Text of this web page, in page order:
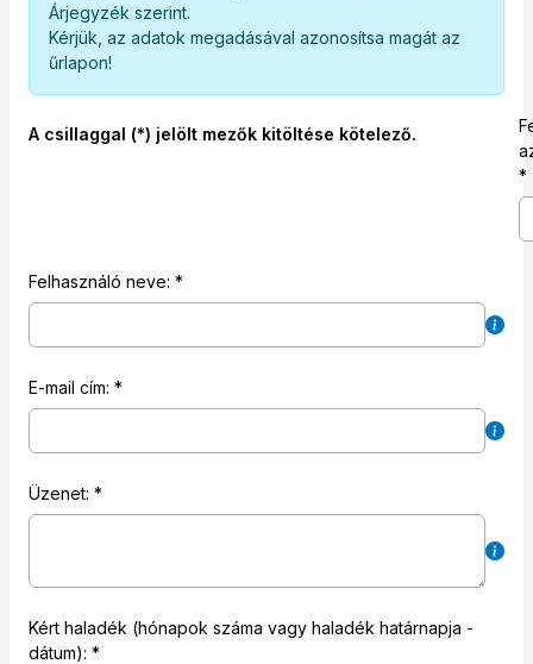
Árjegyzék szerint.
Kérjük, az adatok megadásával azonosítsa magát az
űrlapon!
A csillaggal (*) jelölt mezők kitöltése kötelező.
Felhasználó neve:
E-mail cím:
Üzenet:
Kért haladék (hónapok száma vagy haladék határnapja -
dátum):